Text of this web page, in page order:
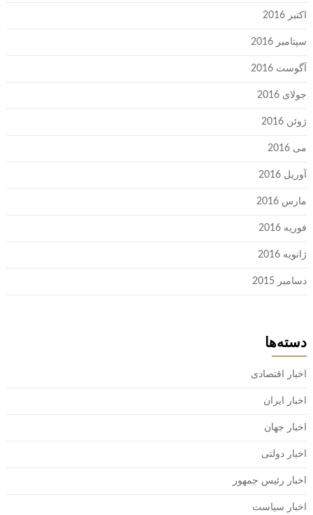
اکتبر 2016
سپتامبر 2016
آگوست 2016
جولای 2016
ژوئن 2016
می 2016
آوریل 2016
مارس 2016
فوریه 2016
ژانویه 2016
دسامبر 2015
دسته‌ها
اخبار اقتصادی
اخبار ایران
اخبار جهان
اخبار دولتی
اخبار رئیس جمهور
اخبار سیاست